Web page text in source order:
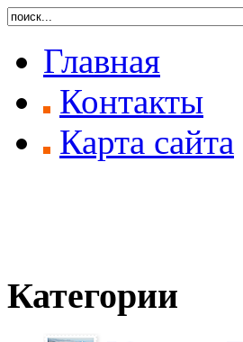
Главная
Контакты
Карта сайта
Категории